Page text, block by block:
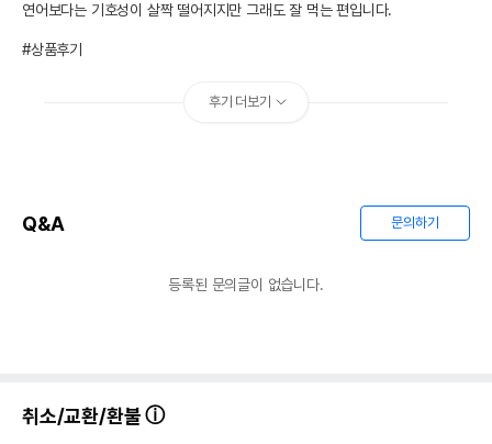
연어보다는 기호성이 살짝 떨어지지만 그래도 잘 먹는 편입니다.
#상품후기
후기 더보기
Q&A 문의하기
등록된 문의글이 없습니다.
취소/교환/환불